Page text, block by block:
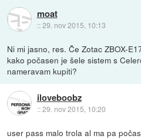
moat
::29. nov 2015, 10:13
Ni mi jasno, res. Če Zotac ZBOX-
kako počasen je šele sistem s
nameravam kupiti?
iloveboobz
::29. nov 2015, 10:20
user pass malo trola al ma pa